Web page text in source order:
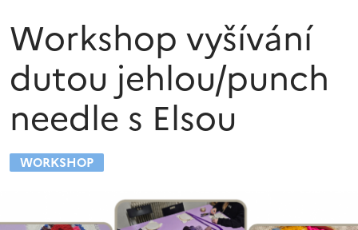
Workshop vyšívání
dutou jehlou/punch
needle s Elsou
WORKSHOP